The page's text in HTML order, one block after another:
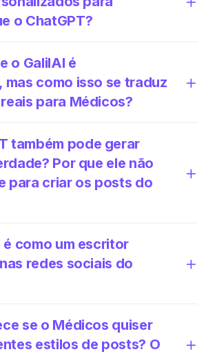
o ChatGPT?
o GalilAI é
mas como isso se traduz
para Médicos?
também pode gerar
Por que ele não
para criar os posts do
é como um escritor
redes sociais do
se o Médicos quiser
estilos de posts? O